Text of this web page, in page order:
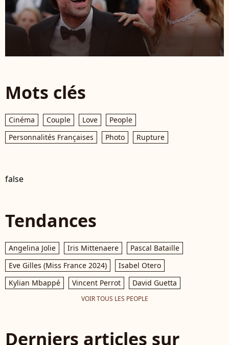
Mots clés
Cinéma Couple Love
People
Personnalités Françaises
Photo Rupture
false
Tendances
Angelina Jolie Iris Mittenaere
Pascal Bataille
Eve Gilles (Miss France 2024)
Isabel Otero
Kylian Mbappé
Vincent Perrot David Guetta
VOIR TOUS LES PEOPLE
Derniers articles sur